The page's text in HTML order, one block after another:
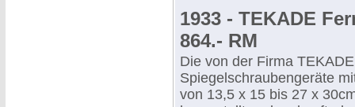
1933 - TEKADE
864.- RM
Die von der Firma
Spiegelschraubengeräte
von 13,5 x 15 bis 27 x